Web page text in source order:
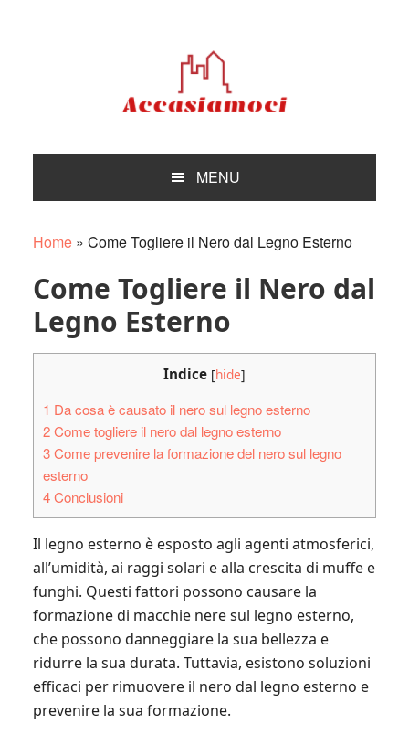
MENU
Home» Come Togliere il Nero dal Legno Esterno
Come Togliere il Nero dal
Legno Esterno
Indice [hide]
1 Da cosa è causato il nero sul legno esterno
2Come togliere il nero dal legno esterno
3Come prevenire la formazione del nero sul legno
esterno
4Conclusioni
Il legno esterno è esposto agli agenti atmosferici,
all’umidità, ai raggi solari e alla crescita di muffe e
funghi. Questi fattori possono causare la
formazione di macchie nere sul legno esterno,
che possono danneggiare la sua bellezza e
ridurre la sua durata. Tuttavia, esistono soluzioni
efficaci per rimuovere il nero dal legno esterno e
prevenire la sua formazione.